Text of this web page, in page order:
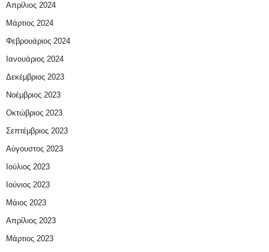
Απρίλιος 2024
Μάρτιος 2024
Φεβρουάριος 2024
Ιανουάριος 2024
Δεκέμβριος 2023
Νοέμβριος 2023
Οκτώβριος 2023
Σεπτέμβριος 2023
Αύγουστος 2023
Ιούλιος 2023
Ιούνιος 2023
Μάιος 2023
Απρίλιος 2023
Μάρτιος 2023